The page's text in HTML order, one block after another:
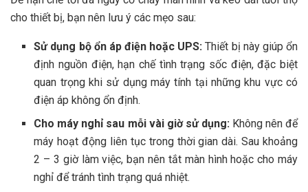
cho thiết bị, bạn nên lưu ý các mẹo sau:
Sử dụng bộ ổn áp điện hoặc UPS: Thiết bị này giúp ổn
định nguồn điện, hạn chế tình trạng sốc điện, đặc biệt
quan trọng khi sử dụng máy tính tại những khu vực có
điện áp không ổn định.
Cho máy nghỉ sau mỗi vài giờ sử dụng: Không nên để
máy hoạt động liên tục trong thời gian dài. Sau khoảng
2 – 3 giờ làm việc, bạn nên tắt màn hình hoặc cho máy
nghỉ để tránh tình trạng quá nhiệt.